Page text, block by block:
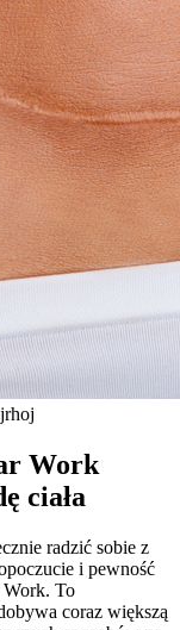
Work
ciała
radzić sobie z
i pewność
Work. To
coraz większą